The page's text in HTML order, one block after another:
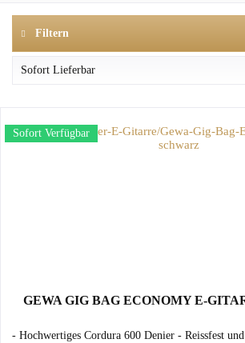
Filtern
Sofort Verfügbar
GEWA GIG BAG ECONOMY E-
- Hochwertiges Cordura 600 Denier - Reissfest